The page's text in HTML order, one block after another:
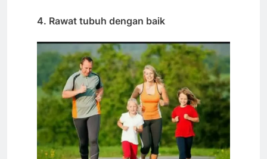
4. Rawat tubuh dengan baik